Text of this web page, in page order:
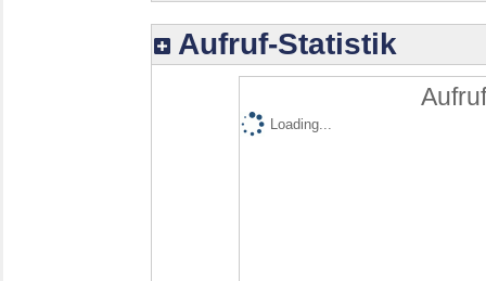
Aufruf-Statistik
Loading...